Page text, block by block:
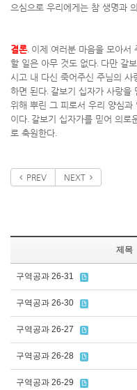
으심으로 우리에게는 참 생명과
결론. 이제 여러분 마음을 모아서
할 일은 아무 것도 없다. 다만 갈
시고 내 다신 죽어주신 주님의
하면 된다. 갈보기 십자가 사랑을
위해 뿌린 그 피로서 우리 양심
이다. 갈보기 십자가를 믿어 의로
로 축원한다.
PREV NEXT
제목
구역공과 26-31
구역공과 26-30
구역공과 26-27
구역공과 26-28
구역공과 26-29